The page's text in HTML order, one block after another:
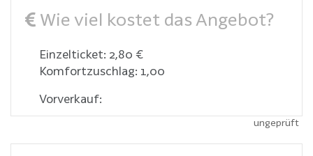
Wie viel kostet das Angebot?
Einzelticket: 2,80 €
Komfortzuschlag: 1,00
Vorverkauf:
ungeprüft